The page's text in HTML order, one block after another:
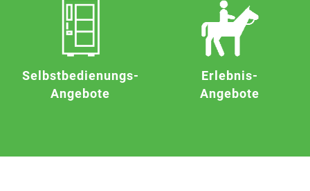
Selbstbedienungs-
Angebote
Erlebnis-
Angebote